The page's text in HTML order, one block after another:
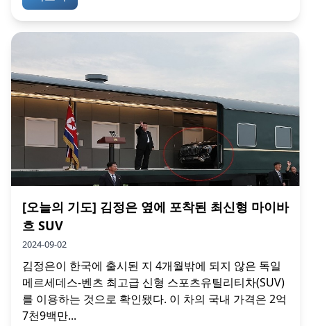
[오늘의 기도] 김정은 옆에 포착된 최신형 마이바
흐 SUV
2024-09-02
김정은이 한국에 출시된 지 4개월밖에 되지 않은 독일
메르세데스-벤츠 최고급 신형 스포츠유틸리티차(SUV)
를 이용하는 것으로 확인됐다. 이 차의 국내 가격은 2억
7천9백만...